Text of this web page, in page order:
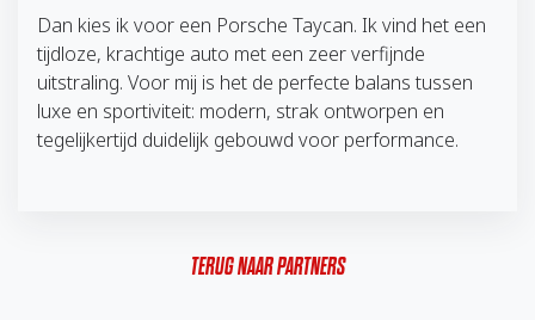
Dan kies ik voor een Porsche Taycan. Ik vind het een
tijdloze, krachtige auto met een zeer verfijnde
uitstraling. Voor mij is het de perfecte balans tussen
luxe en sportiviteit: modern, strak ontworpen en
tegelijkertijd duidelijk gebouwd voor performance.
TERUG NAAR PARTNERS